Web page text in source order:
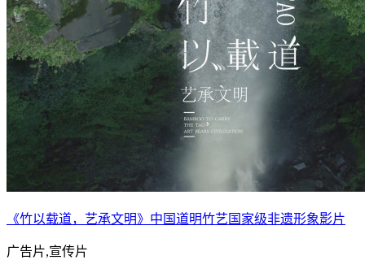
《竹以载道，艺承文明》中国道明竹艺国家级非遗形象影片
广告片,宣传片